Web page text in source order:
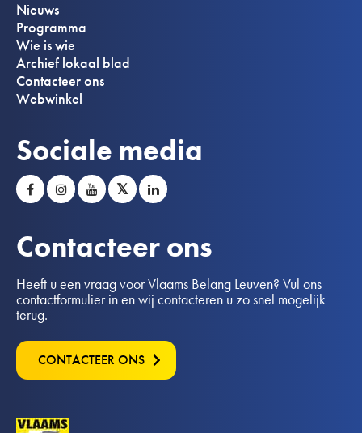
Nieuws
Programma
Wie is wie
Archief lokaal blad
Contacteer ons
Webwinkel
Sociale media
𝕏
Contacteer ons
Heeft u een vraag voor Vlaams Belang Leuven? Vul ons
contactformulier in en wij contacteren u zo snel mogelijk
terug.
CONTACTEER ONS